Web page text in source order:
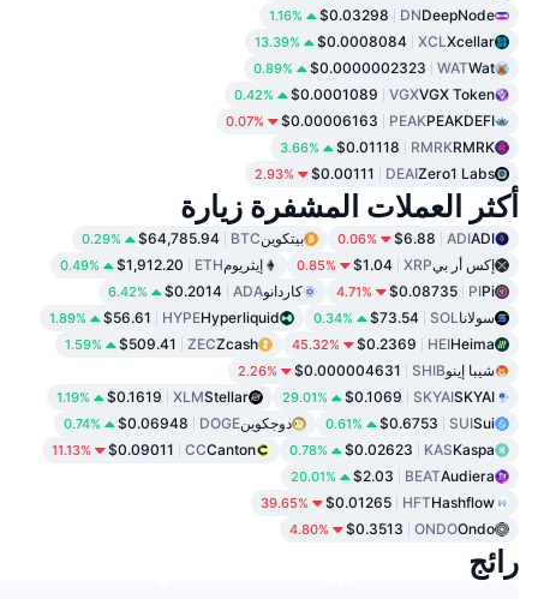
DeepNode
DN
$0.03298
1.16%
Xcellar
XCL
$0.0008084
13.39%
Wat
WAT
$0.0000002323
0.89%
VGX Token
VGX
$0.0001089
0.42%
PEAKDEFI
PEAK
$0.00006163
0.07%
RMRK
RMRK
$0.01118
3.66%
Zero1 Labs
DEAI
$0.00111
2.93%
أكثر العملات المشفرة زيارة
ADI
ADI
$6.88
0.06% بيتكوينBTC
$64,785.94
0.29%
إكس أر بيXRP
$1.04
0.85% إيثريومETH
$1,912.20
0.49%
Pi
PI
$0.08735
4.71% كاردانوADA
$0.2014
6.42%
سولاناSOL
$73.54
0.34%
Hyperliquid
HYPE
$56.61
1.89%
Heima
HEI
$0.2369
45.32%
Zcash
ZEC
$509.41
1.59%
شيبا إينوSHIB
$0.000004631
2.26%
SKYAI
SKYAI
$0.1069
29.01%
Stellar
XLM
$0.1619
1.19%
Sui
SUI
$0.6753
0.61% دوجكوينDOGE
$0.06948
0.74%
Kaspa
KAS
$0.02623
0.78%
Canton
CC
$0.09011
11.13%
Audiera
BEAT
$2.03
20.01%
Hashflow
HFT
$0.01265
39.65%
Ondo
ONDO
$0.3513
4.80%
رائج